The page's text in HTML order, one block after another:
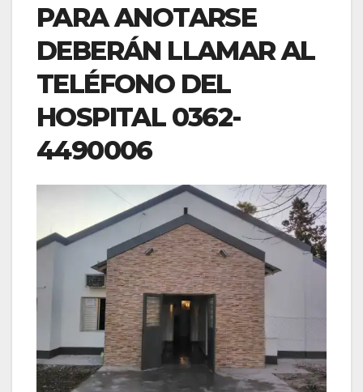
PARA ANOTARSE
DEBERÁN LLAMAR AL
TELÉFONO DEL
HOSPITAL 0362-
4490006